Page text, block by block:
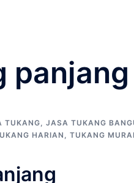
panjang
TUKANG, JASA TUKANG
HARIAN , TUKANG